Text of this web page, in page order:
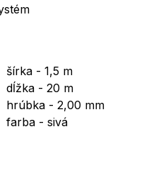
šírka - 1,5 m
dĺžka - 20 m
hrúbka - 2,00 mm
farba - sivá